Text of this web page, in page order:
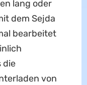
lang oder
dem Sejda
bearbeitet
die
von